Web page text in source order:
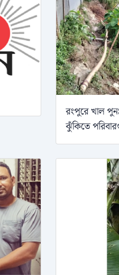
রংপুরে খাল
ঝুঁকিতে